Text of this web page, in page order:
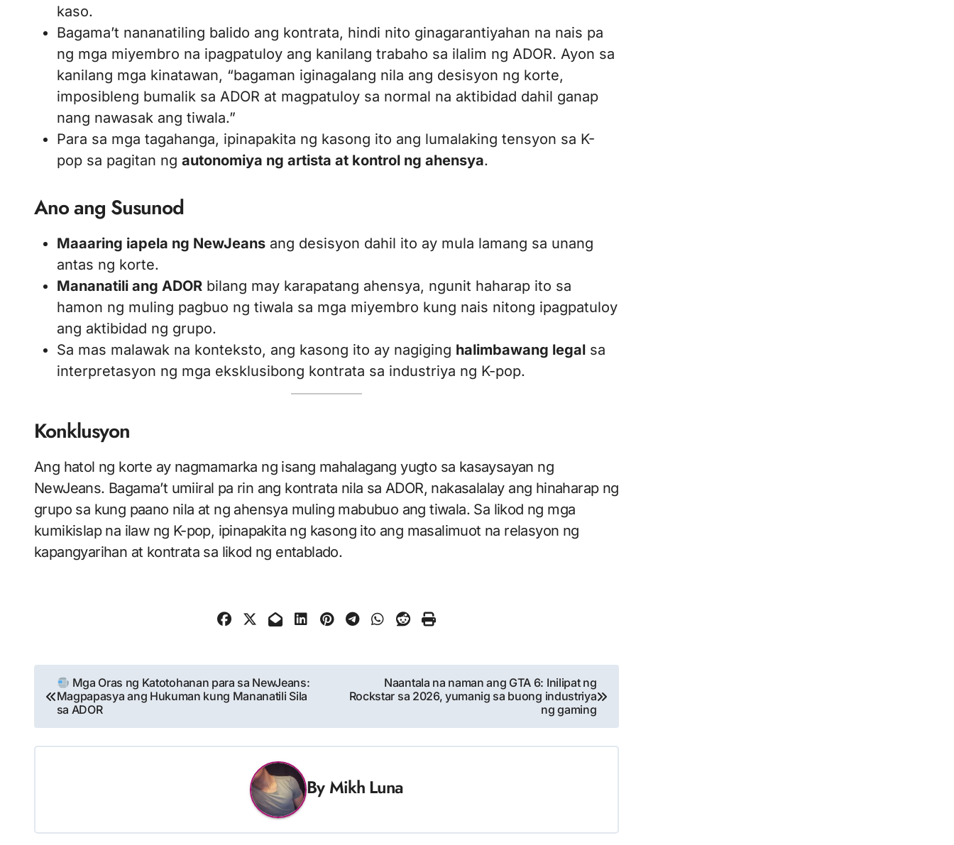
kaso.
Bagama’t nananatiling balido ang kontrata, hindi nito ginagarantiyahan na nais pa
ng mga miyembro na ipagpatuloy ang kanilang trabaho sa ilalim ng ADOR. Ayon sa
kanilang mga kinatawan, “bagaman iginagalang nila ang desisyon ng korte,
imposibleng bumalik sa ADOR at magpatuloy sa normal na aktibidad dahil ganap
nang nawasak ang tiwala.”
Para sa mga tagahanga, ipinapakita ng kasong ito ang lumalaking tensyon sa K-
pop sa pagitan ng autonomiya ng artista at kontrol ng ahensya.
Ano ang Susunod
Maaaring iapela ng NewJeans ang desisyon dahil ito ay mula lamang sa unang
antas ng korte.
Mananatili ang ADOR bilang may karapatang ahensya, ngunit haharap ito sa
hamon ng muling pagbuo ng tiwala sa mga miyembro kung nais nitong ipagpatuloy
ang aktibidad ng grupo.
Sa mas malawak na konteksto, ang kasong ito ay nagiging halimbawang legal sa
interpretasyon ng mga eksklusibong kontrata sa industriya ng K-pop.
Konklusyon
Ang hatol ng korte ay nagmamarka ng isang mahalagang yugto sa kasaysayan ng
NewJeans. Bagama’t umiiral pa rin ang kontrata nila sa ADOR, nakasalalay ang hinaharap ng
grupo sa kung paano nila at ng ahensya muling mabubuo ang tiwala. Sa likod ng mga
kumikislap na ilaw ng K-pop, ipinapakita ng kasong ito ang masalimuot na relasyon ng
kapangyarihan at kontrata sa likod ng entablado.
Nabigasyon
ng
Post
Mga Oras ng Katotohanan para sa NewJeans:
Magpapasya ang Hukuman kung Mananatili Sila
sa ADOR
Naantala na naman ang GTA 6: Inilipat ng
Rockstar sa 2026, yumanig sa buong industriya
ng gaming
By Mikh Luna